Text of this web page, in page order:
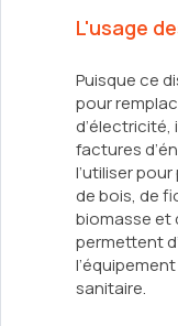
L'usage
Puisque ce
pour
d’électricité,
factures
l’utiliser
de bois, de
biomasse et
permettent
sanitaire.